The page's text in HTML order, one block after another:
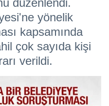
düzenlendi.
yönelik
kapsamında
çok sayıda kişi
verildi.